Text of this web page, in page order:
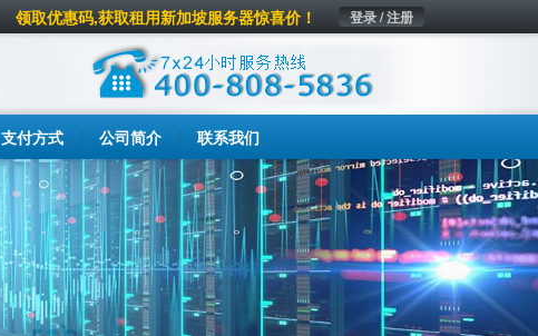
登录 / 注册
领取优惠码,获取租用新加坡服务器惊喜价！
支付方式 公司简介 联系我们